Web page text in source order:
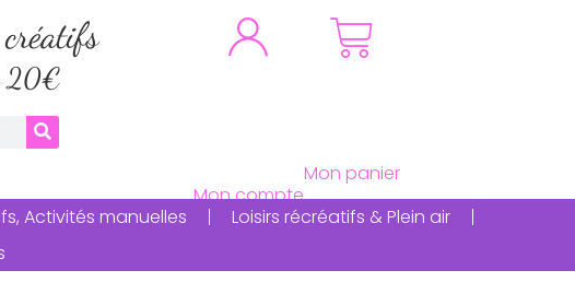
20€
Activités manuelles
Loisirs récréatifs & Plein air